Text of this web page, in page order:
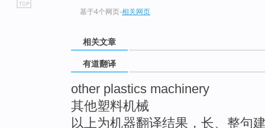
基于4个网页-相关网页
相关文章
有道翻译
other plastics machinery
其他塑料机械
以上为机器翻译结果，长、整句